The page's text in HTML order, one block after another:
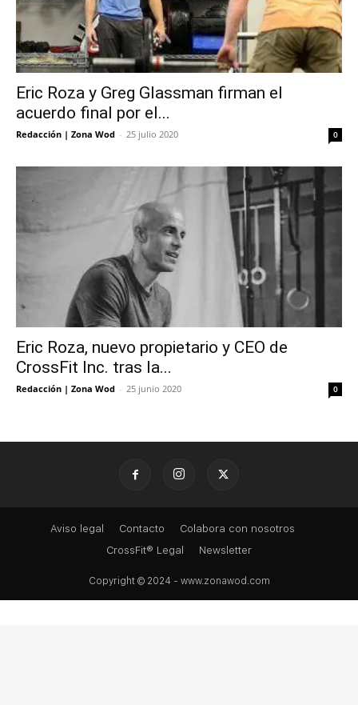
Eric Roza y Greg Glassman firman el
acuerdo final por el...
Redacción | Zona Wod - 25 julio 2020 0
Eric Roza, nuevo propietario y CEO de
CrossFit Inc. tras la...
Redacción | Zona Wod - 25 junio 2020 0
Aviso legal Contacto
Colabora con nosotros
CrossFit® Legal
Newsletter
Copyright © 2024 - www.zonawod.com